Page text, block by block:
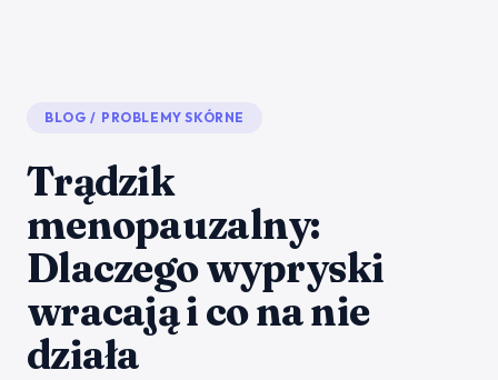
BLOG / PROBLEMY SKÓRNE
Trądzik
menopauzalny:
Dlaczego wypryski
wracają i co na nie
działa